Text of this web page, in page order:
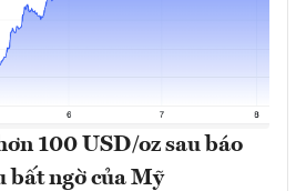
100 USD/oz sau báo
bất ngờ của Mỹ